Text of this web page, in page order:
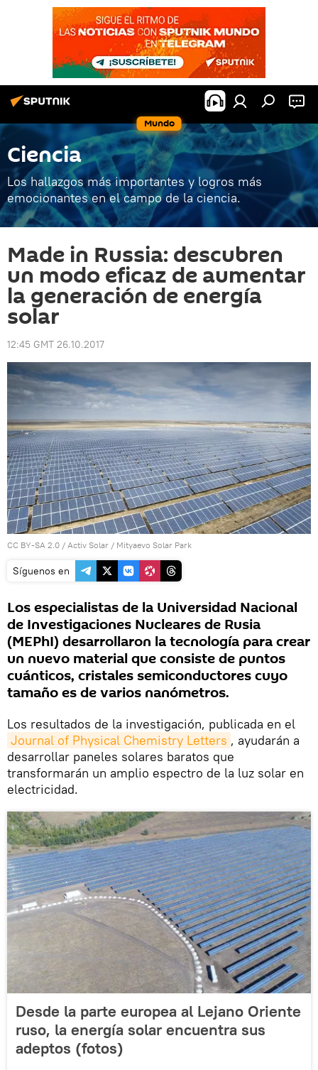
Mundo
Ciencia
Los hallazgos más importantes y logros más
emocionantes en el campo de la ciencia.
Made in Russia: descubren
un modo eficaz de aumentar
la generación de energía
solar
12:45 GMT 26.10.2017
CC BY-SA 2.0 / Activ Solar / Mityaevo Solar Park
Síguenos en
Los especialistas de la Universidad Nacional
de Investigaciones Nucleares de Rusia
(MEPhI) desarrollaron la tecnología para crear
un nuevo material que consiste de puntos
cuánticos, cristales semiconductores cuyo
tamaño es de varios nanómetros.
Los resultados de la investigación, publicada en el
Journal of Physical Chemistry Letters , ayudarán a
desarrollar paneles solares baratos que
transformarán un amplio espectro de la luz solar en
electricidad.
Desde la parte europea al Lejano Oriente
ruso, la energía solar encuentra sus
adeptos (fotos)